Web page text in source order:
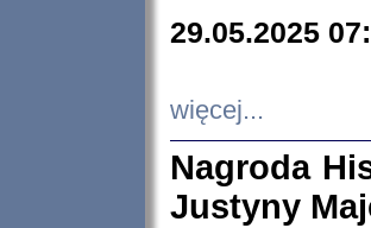
29.05.2025
więcej...
Nagroda
Justyny